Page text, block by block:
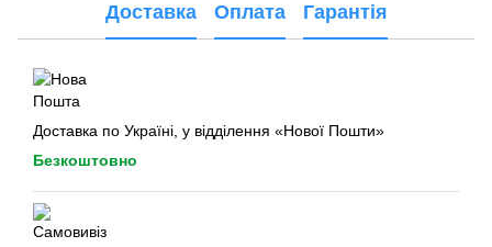
Доставка Оплата Гарантія
Доставка по Україні, у відділення «Нової Пошти»
Безкоштовно